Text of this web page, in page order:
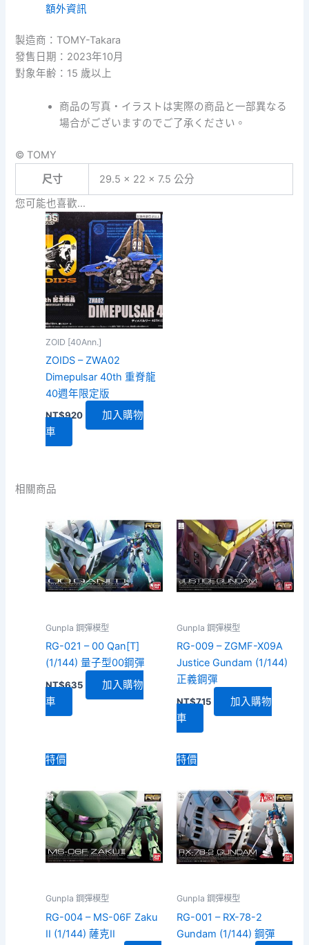
定
版
數
量
額外資訊
製造商：TOMY-Takara
發售日期：2023年10月
對象年齢：15 歲以上
商品の写真・イラストは実際の商品と一部異なる
場合がございますのでご了承ください。
© TOMY
尺寸
29.5 × 22 × 7.5 公分
您可能也喜歡…
ZOID [40Ann.]
ZOIDS – ZWA02
Dimepulsar 40th 重脊龍
40週年限定版
NT$920
加入購物
車
相關商品
Gunpla 鋼彈模型
RG-021 – 00 Qan[T]
(1/144) 量子型00鋼彈
NT$635
加入購物
車
Gunpla 鋼彈模型
RG-009 – ZGMF-X09A
Justice Gundam (1/144)
正義鋼彈
NT$715
加入購物
車
特價
Gunpla 鋼彈模型
RG-004 – MS-06F Zaku
II (1/144) 薩克II
特價
Gunpla 鋼彈模型
RG-001 – RX-78-2
Gundam (1/144) 鋼彈